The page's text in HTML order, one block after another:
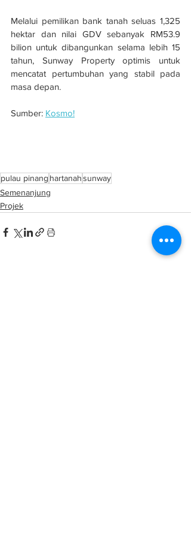
Melalui pemilikan bank tanah seluas 1,325
hektar dan nilai GDV sebanyak RM53.9
bilion untuk dibangunkan selama lebih 15
tahun, Sunway Property optimis untuk
mencatat pertumbuhan yang stabil pada
masa depan.
Sumber: Kosmo!
pulau pinang hartanahsunway
Semenanjung
Projek